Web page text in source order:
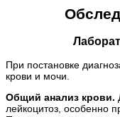
При постановке
крови и мочи.
Общий анализ крови.
лейкоцитоз, особенно